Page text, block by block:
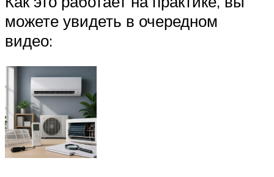
можете увидеть в очередном
видео: